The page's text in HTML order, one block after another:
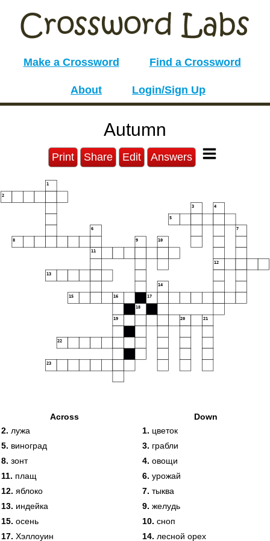
Make a Crossword Find a Crossword
About Login/Sign Up
Autumn
Print Share Edit Answers
1
2
3 4
5
6 7
8 9 10
11
12
13
14
15 16 17
18
19 20 21
22
23
Across
2. лужа
5. виноград
8. зонт
11. плащ
12. яблоко
13. индейка
15. осень
17. Хэллоуин
Down
1. цветок
3. грабли
4. овощи
6. урожай
7. тыква
9. желудь
10. сноп
14. лесной орех